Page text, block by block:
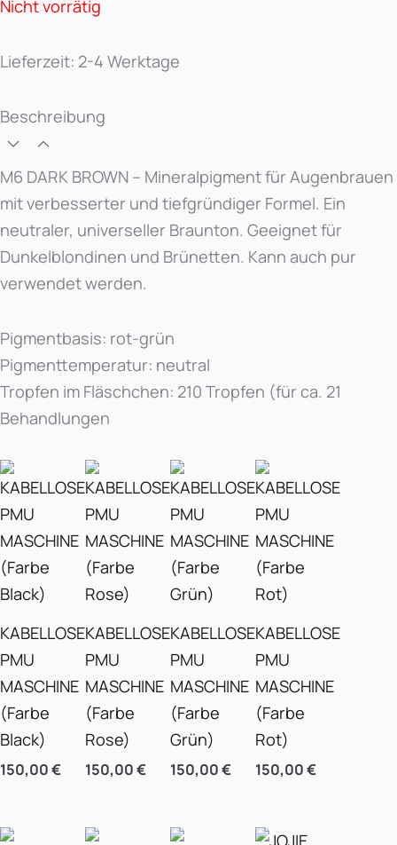
Nicht vorrätig
Lieferzeit: 2-4 Werktage
Beschreibung
M6 DARK BROWN – Mineralpigment für Augenbrauen
mit verbesserter und tiefgründiger Formel. Ein
neutraler, universeller Braunton. Geeignet für
Dunkelblondinen und Brünetten. Kann auch pur
verwendet werden.
Pigmentbasis: rot-grün
Pigmenttemperatur: neutral
Tropfen im Fläschchen: 210 Tropfen (für ca. 21
Behandlungen
KABELLOSE
PMU
MASCHINE
(Farbe
Black)
150,00€
KABELLOSE
PMU
MASCHINE
(Farbe
Rose)
150,00€
KABELLOSE
PMU
MASCHINE
(Farbe
Grün)
150,00€
KABELLOSE
PMU
MASCHINE
(Farbe
Rot)
150,00€